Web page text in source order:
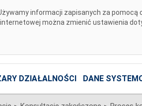
informacji zapisanych za
można zmienić ustawienia
DZIAŁALNOŚCI DANE